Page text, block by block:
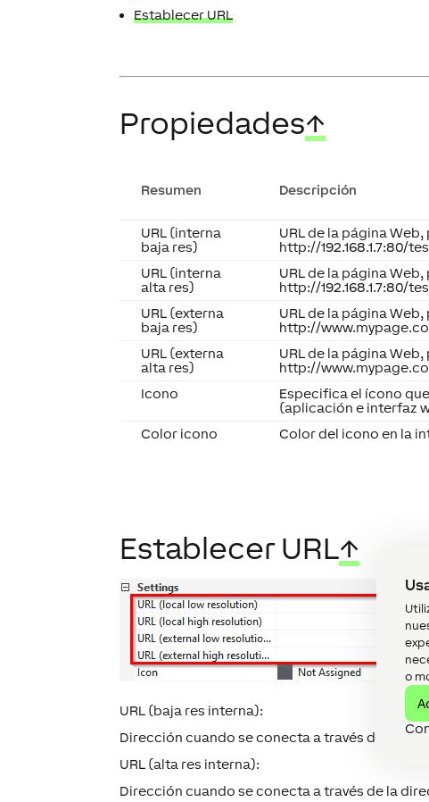
o
Establecer URL
Propiedades↑
Resumen Descripción
URL (interna
baja res)
URL de la página
http://192.168.1.7:80/
URL (interna
alta res)
URL de la página
http://192.168.1.7:80/
URL (externa
baja res)
URL de la página
http://
URL (externa
alta res)
URL de la página
http://
Icono
Especifica el ícono
(aplicación e interfaz
Color icono Color del icono en la
Establecer URL↑
URL (baja res interna):
Dirección cuando se conecta a través de la
URL (alta res interna):
Dirección cuando se conecta a través de la